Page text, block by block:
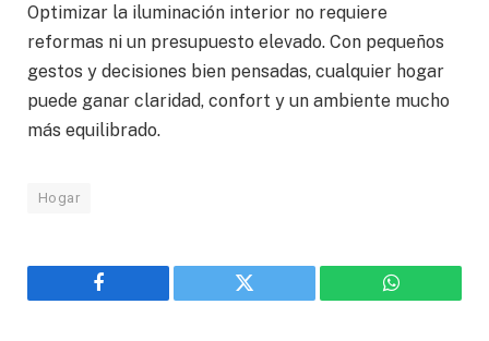
Optimizar la iluminación interior no requiere
reformas ni un presupuesto elevado. Con pequeños
gestos y decisiones bien pensadas, cualquier hogar
puede ganar claridad, confort y un ambiente mucho
más equilibrado.
Hogar
Facebook Twitter WhatsApp